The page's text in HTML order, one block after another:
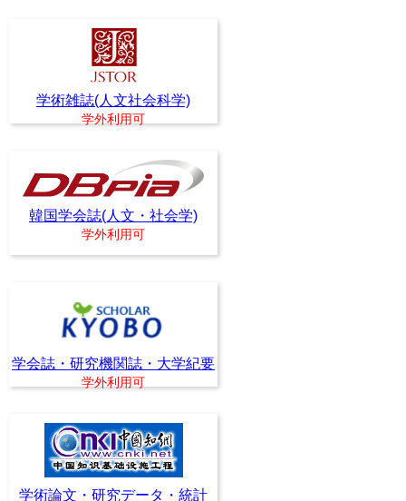
学術雑誌(人文社会科学)
学外利用可
韓国学会誌(人文・社会学)
学外利用可
学会誌・研究機関誌・大学紀要
学外利用可
学術論文・研究データ・統計